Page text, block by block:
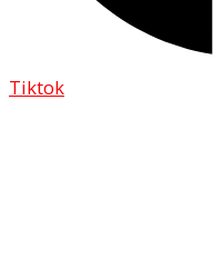
Tiktok